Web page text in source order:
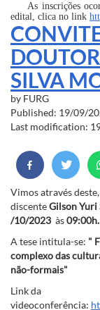
As inscrições
edital, clica no link
SILVA
by FURG
Published: 19/09/
Last modification:
Vimos através
discenteGilson Yuri
/10/2023 às09:00h.
A tese intitula-se: "
complexo das
não-formais"
Link da
videoconferência: